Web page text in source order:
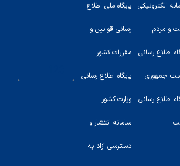
الکترونیکی
و مردم
اطلاع رسانی
جمهوری
اطلاع رسانی
پایگاه ملی اطلاع
رسانی قوانین و
مقررات کشور
پایگاه اطلاع رسانی
وزارت کشور
سامانه انتشار و
دسترسی آزاد به